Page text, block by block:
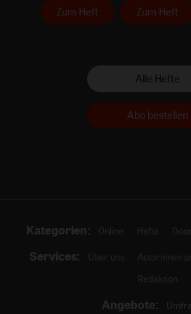
Zum Heft Zum Heft
Alle Hefte
Abo bestellen
Kategorien: Online Hefte
Services: Über uns Autorinnen
Redaktion
Angebote: